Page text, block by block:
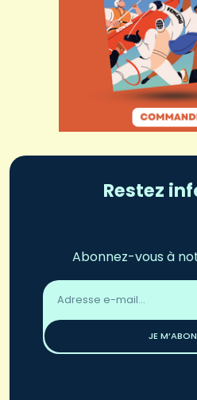
Restez
Abonnez-vous à
Adresse
email
JE